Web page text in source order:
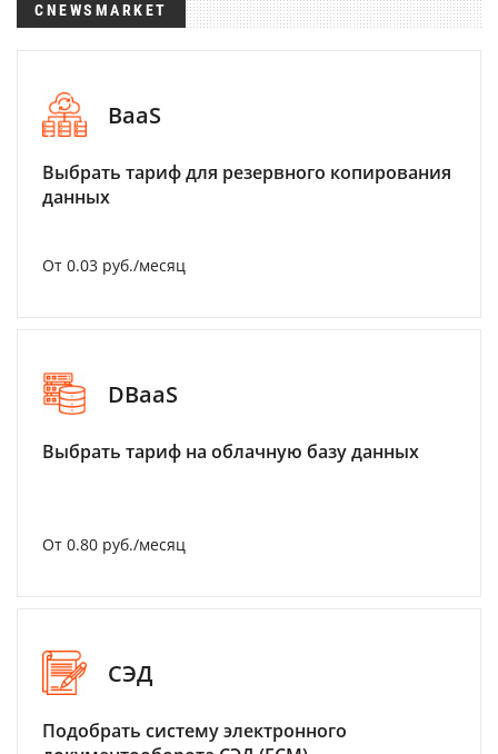
CNEWSMARKET
BaaS
Выбрать тариф для резервного копирования
данных
От 0.03 руб./месяц
DBaaS
Выбрать тариф на облачную базу данных
От 0.80 руб./месяц
СЭД
Подобрать систему электронного